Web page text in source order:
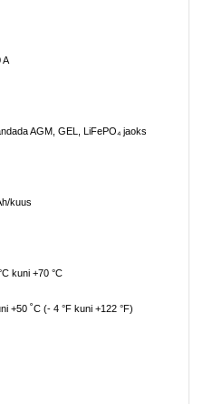
A
AGM, GEL, LiFePO₄ jaoks
kuus
kuni +70 °C
+50 ˚C (- 4 °F kuni +122 °F)